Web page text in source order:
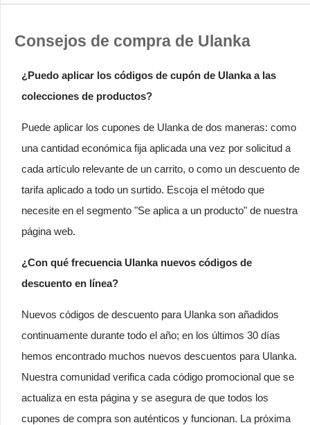
Consejos de compra de Ulanka
¿Puedo aplicar los códigos de cupón de Ulanka a las
colecciones de productos?
Puede aplicar los cupones de Ulanka de dos maneras: como
una cantidad económica fija aplicada una vez por solicitud a
cada artículo relevante de un carrito, o como un descuento de
tarifa aplicado a todo un surtido. Escoja el método que
necesite en el segmento "Se aplica a un producto" de nuestra
página web.
¿Con qué frecuencia Ulanka nuevos códigos de
descuento en línea?
Nuevos códigos de descuento para Ulanka son añadidos
continuamente durante todo el año; en los últimos 30 días
hemos encontrado muchos nuevos descuentos para Ulanka.
Nuestra comunidad verifica cada código promocional que se
actualiza en esta página y se asegura de que todos los
cupones de compra son auténticos y funcionan. La próxima